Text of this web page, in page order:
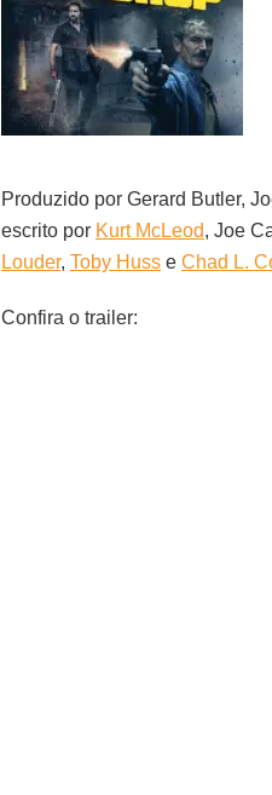
Produzido por Gerard Butler,
escrito por Kurt McLeod, Joe
Louder, Toby Huss e Chad L.
Confira o trailer: